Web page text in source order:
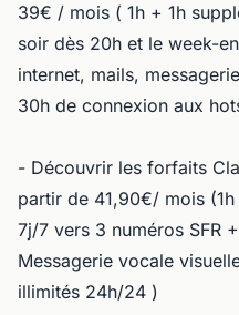
39€ / mois ( 1h + 1h
soir dès 20h et le week-
internet, mails,
30h de connexion aux
- Découvrir les forfaits
partir de 41,90€/ mois
7j/7 vers 3 numéros SFR
Messagerie vocale
illimités 24h/24 )